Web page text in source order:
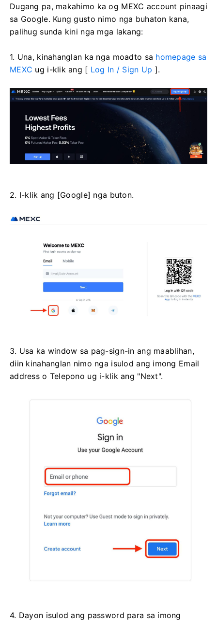
Dugang pa, makahimo ka og MEXC account pinaagi
sa Google. Kung gusto nimo nga buhaton kana,
palihug sunda kini nga mga lakang:
1. Una, kinahanglan ka nga moadto sa homepage sa
MEXC ug i-klik ang [ Log In / Sign Up ].
2. I-klik ang [Google] nga buton.
3. Usa ka window sa pag-sign-in ang maablihan,
diin kinahanglan nimo nga isulod ang imong Email
address o Telepono ug i-klik ang "Next".
4. Dayon isulod ang password para sa imong